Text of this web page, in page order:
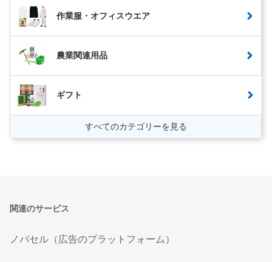
作業服・オフィスウエア
農業関連用品
ギフト
すべてのカテゴリーを見る
関連のサービス
ノバセル（広告のプラットフォーム）